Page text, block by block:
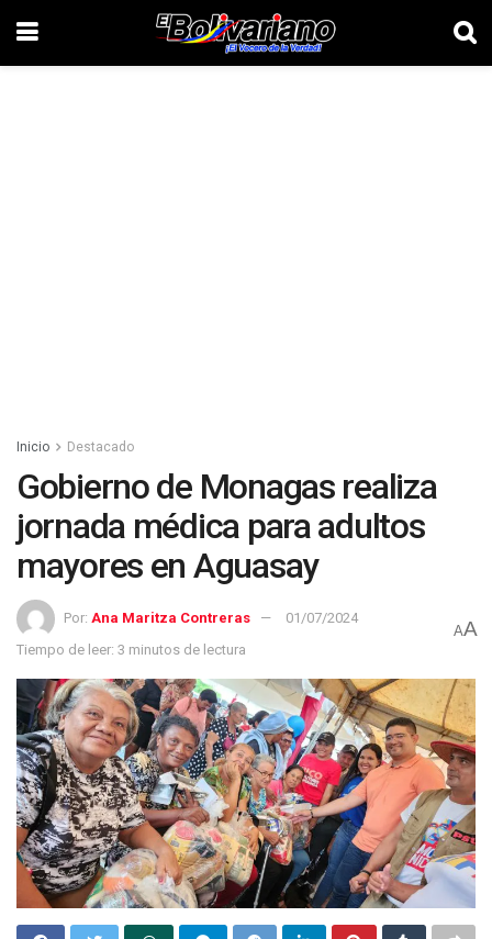
Inicio Destacado
Gobierno de Monagas realiza
jornada médica para adultos
mayores en Aguasay
Por: Ana Maritza Contreras
01/07/2024
Tiempo de leer: 3 minutos de lectura
AA